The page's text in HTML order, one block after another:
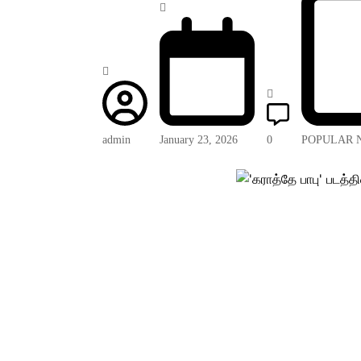
admin January 23, 2026 0 POPULAR